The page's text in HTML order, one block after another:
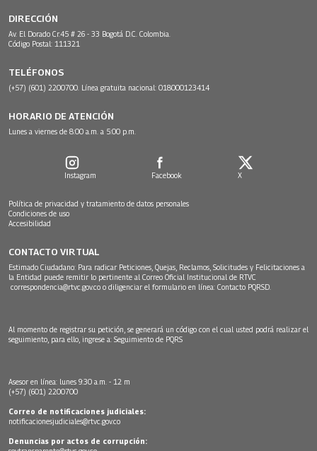
DIRECCIÓN
Av. El Dorado Cr.45 # 26 - 33 Bogotá D.C. Colombia.
Código Postal: 111321
TELÉFONOS
(+57) (601) 2200700. Línea gratuita nacional: 018000123414
HORARIO DE ATENCIÓN
Lunes a viernes de 8:00 a.m. a 5:00 p.m.
Instagram Facebook X
Política de privacidad y tratamiento de datos personales
Condiciones de uso
Accesibilidad
CONTACTO VIRTUAL
Estimado Ciudadano: Para radicar Peticiones, Quejas, Reclamos, Solicitudes y Felicitaciones a
la Entidad puede remitir lo pertinente al Correo Oficial Institucional de RTVC
correspondencia@rtvc.gov.co o diligenciar el formulario en línea: Contacto PQRSD.
Al momento de registrar su petición, se generará un código con el cual usted podrá realizar el
seguimiento, para ello, ingrese a: Seguimiento de PQRS
Asesor en línea: lunes 9:30 a.m. - 12 m
(+57) (601) 2200700
Correo de notificaciones judiciales:
notificacionesjudiciales@rtvc.gov.co
Denuncias por actos de corrupción: